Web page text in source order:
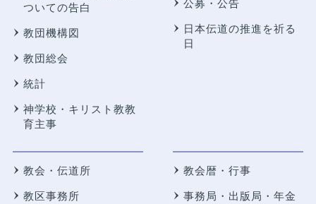
ついての告白
教団機構図
教団総会
統計
神学校・キリスト教教
育主事
公募・公告
日本伝道の推進を祈る
日
教会・伝道所
教区事務所
教会暦・行事
事務局・出版局・年金